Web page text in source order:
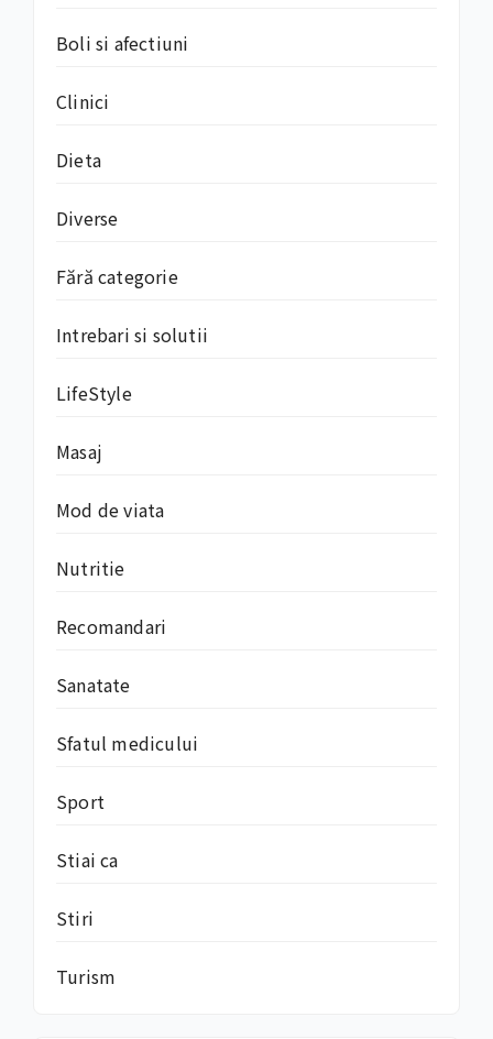
Boli si afectiuni
Clinici
Dieta
Diverse
Fără categorie
Intrebari si solutii
LifeStyle
Masaj
Mod de viata
Nutritie
Recomandari
Sanatate
Sfatul medicului
Sport
Stiai ca
Stiri
Turism